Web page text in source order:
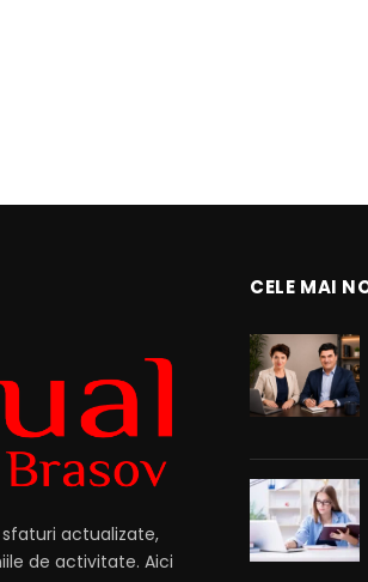
actualizate,
de activitate. Aici
CELE MAI